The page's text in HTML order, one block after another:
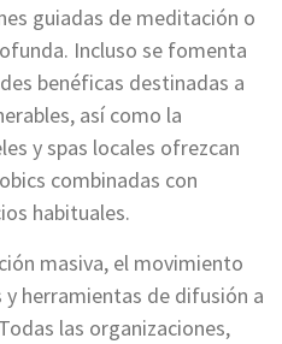
guiadas de meditación o
Incluso se fomenta
benéficas destinadas a
así como la
y spas locales ofrezcan
combinadas con
habituales.
masiva, el movimiento
herramientas de difusión a
las organizaciones,